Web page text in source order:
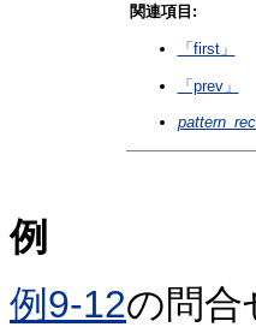
関連項目:
「first」
「prev」
例
例9-12の問合